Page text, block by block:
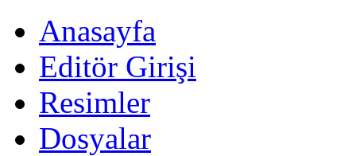
Anasayfa
Editör Girişi
Resimler
Dosyalar